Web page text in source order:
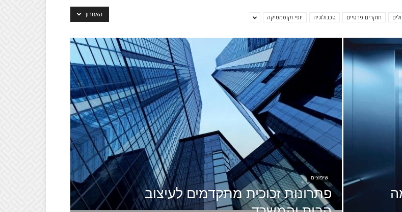
netzip
חוקרים פרטיים טכנולוגיה יופי וקוסמטיקה האחרון
שיפוצים
פתרונות זכוכית מתקדמים לעיצוב